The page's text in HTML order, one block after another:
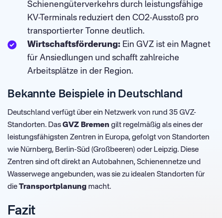
Schienengüterverkehrs durch leistungsfähige
KV-Terminals reduziert den CO2-Ausstoß pro
transportierter Tonne deutlich.
Wirtschaftsförderung: Ein GVZ ist ein Magnet
für Ansiedlungen und schafft zahlreiche
Arbeitsplätze in der Region.
Bekannte Beispiele in Deutschland
Deutschland verfügt über ein Netzwerk von rund 35 GVZ-
Standorten. Das GVZ Bremen gilt regelmäßig als eines der
leistungsfähigsten Zentren in Europa, gefolgt von Standorten
wie Nürnberg, Berlin-Süd (Großbeeren) oder Leipzig. Diese
Zentren sind oft direkt an Autobahnen, Schienennetze und
Wasserwege angebunden, was sie zu idealen Standorten für
die Transportplanung macht.
Fazit